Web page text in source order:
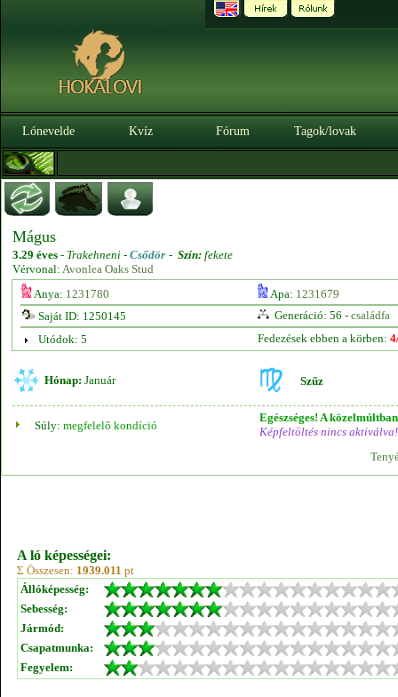
Lónevelde Kvíz Fórum Tagok/lovak
Mágus
3.29 éves - Trakehneni - Csődör - Szín: fekete
Vérvonal: Avonlea Oaks Stud
Anya: 1231780 Apa: 1231679
Saját ID: 1250145
Generáció: 56 - családfa
Utódok: 5
Fedezések ebben a körben:
Hónap: Január Szűz
Súly: megfelelő kondíció
Egészséges! A
Képfeltöltés nincs aktiválva!
A ló képességei:
Σ Összesen: 1939.011 pt
Állóképesség:
Sebesség:
Jármód:
Csapatmunka:
Fegyelem: